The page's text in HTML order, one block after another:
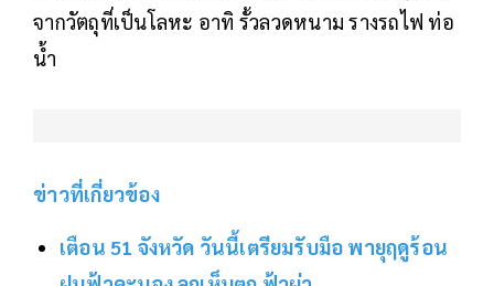
จากวัตถุที่เป็นโลหะ อาทิ รั้วลวดหนาม รางรถไฟ ท่อ
น้ำ
ข่าวที่เกี่ยวข้อง
เตือน 51 จังหวัด วันนี้เตรียมรับมือ พายุฤดูร้อน